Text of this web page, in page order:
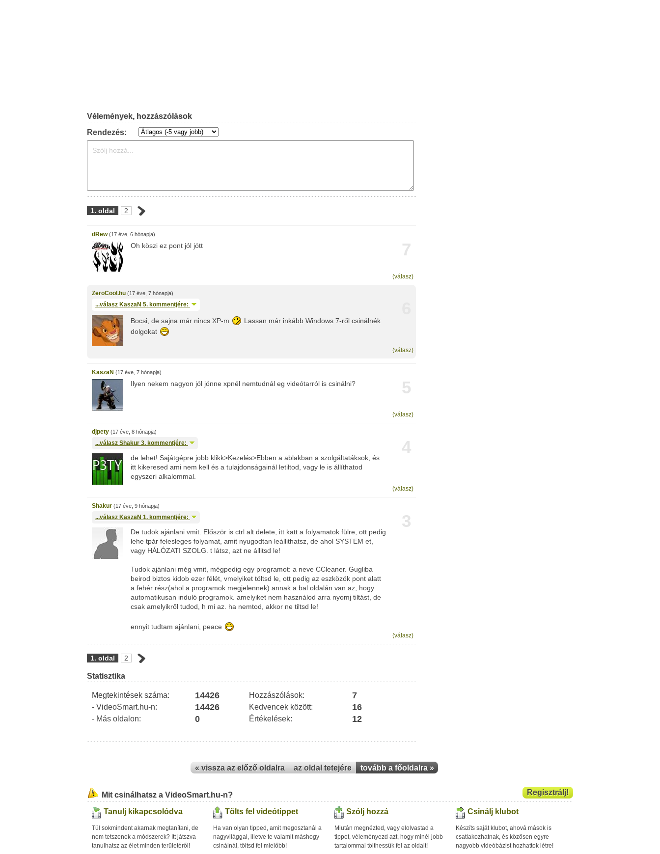
Vélemények, hozzászólások
Rendezés:
1. oldal 2
dRew(17 éve, 6 hónapja)
7
Oh köszi ez pont jól jött
(válasz)
ZeroCool.hu (17 éve, 7 hónapja)
...válasz KaszaN 5. kommentjére:
Bocsi, de sajna már nincs XP-m
Lassan már inkább Windows 7-ről csinálnék
dolgokat
(válasz)
KaszaN (17 éve, 7 hónapja)
5
Ilyen nekem nagyon jól jönne xpnél nemtudnál eg videótarról is csinálni?
(válasz)
djpety (17 éve, 8 hónapja)
4
...válasz Shakur 3. kommentjére:
de lehet! Sajátgépre jobb klikk>Kezelés>Ebben a ablakban a szolgáltatáksok, és
itt kikeresed ami nem kell és a tulajdonságainál letiltod, vagy le is állíthatod
egyszeri alkalommal.
(válasz)
Shakur (17 éve, 9 hónapja)
3
...válasz KaszaN 1. kommentjére:
De tudok ajánlani vmit. Először is ctrl alt delete, itt katt a folyamatok fülre, ott pedig
lehe tpár felesleges folyamat, amit nyugodtan leállithatsz, de ahol SYSTEM et,
vagy HÁLÓZATI SZOLG. t látsz, azt ne állitsd le!
Tudok ajánlani még vmit, mégpedig egy programot: a neve CCleaner. Gugliba
beirod biztos kidob ezer félét, vmelyiket töltsd le, ott pedig az eszközök pont alatt
a fehér rész(ahol a programok megjelennek) annak a bal oldalán van az, hogy
automatikusan induló programok. amelyiket nem használod arra nyomj tiltást, de
csak amelyikről tudod, h mi az. ha nemtod, akkor ne tiltsd le!
ennyit tudtam ajánlani, peace
(válasz)
1. oldal 2
Statisztika
Megtekintések száma: 14426 Hozzászólások: 7
- VideoSmart.hu-n: 14426 Kedvencek között: 16
- Más oldalon: 0 Értékelések: 12
« vissza az előző oldalra az oldal tetejére tovább a főoldalra »
Regisztrálj!
Mit csinálhatsz a VideoSmart.hu-n?
Tanulj kikapcsolódva
Túl sokmindent akarnak megtanítani, de
nem tetszenek a módszerek? Itt játszva
tanulhatsz az élet minden területéről!
Tölts fel videótippet
Ha van olyan tipped, amit megosztanál a
nagyvilággal, illetve te valamit máshogy
csinálnál, töltsd fel mielőbb!
Szólj hozzá
Miután megnézted, vagy elolvastad a
tippet, véleményezd azt, hogy minél jobb
tartalommal tölthessük fel az oldalt!
Csinálj klubot
Készíts saját klubot, ahová mások is
csatlakozhatnak, és közösen egyre
nagyobb videóbázist hozhattok létre!